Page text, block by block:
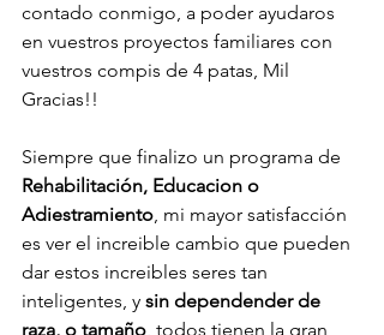
contado conmigo, a poder ayudaros
en vuestros proyectos familiares con
vuestros compis de 4 patas, Mil
Gracias!!
Siempre que finalizo un programa de
Rehabilitación, Educacion o
Adiestramiento, mi mayor satisfacción
es ver el increible cambio que pueden
dar estos increibles seres tan
inteligentes, y sin dependender de
raza, o tamaño, todos tienen la gran